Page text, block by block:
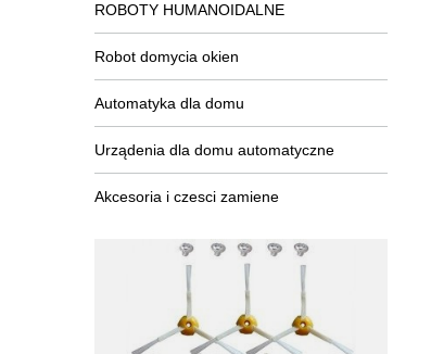
ROBOTY HUMANOIDALNE
Robot domycia okien
Automatyka dla domu
Urządenia dla domu automatyczne
Akcesoria i czesci zamiene